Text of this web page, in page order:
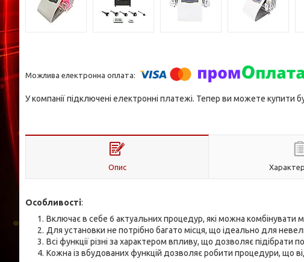
У компанії підключені електронні платежі. Тепер ви можете купити
Опис
Особливості:
Включає в себе 6 актуальних процедур, які можна комбінувати
Для установки не потрібно багато місця, що ідеально для
Всі функції різні за характером впливу, що дозволяє підібрати
Кожна із вбудованих функцій дозволяє робити процедури, що